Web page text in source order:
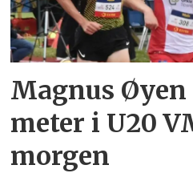
Magnus
meter i U20
morgen